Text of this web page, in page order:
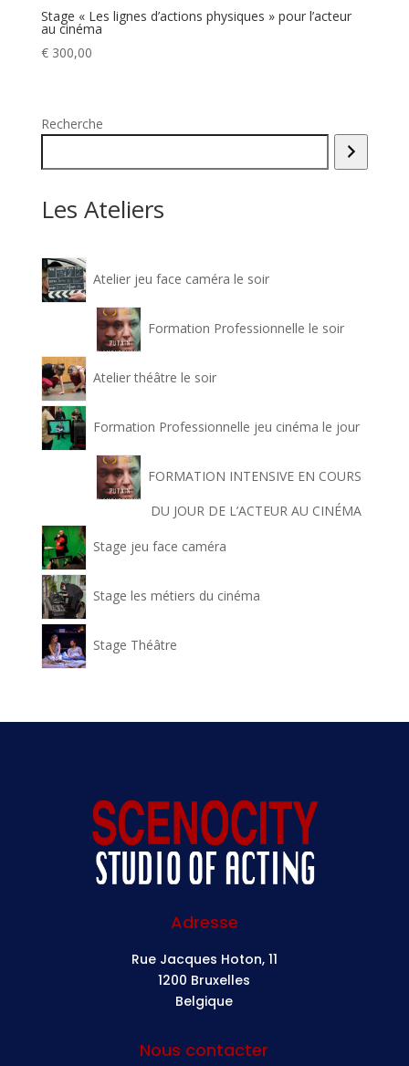
Stage « Les lignes d’actions physiques » pour l’acteur
au cinéma
€300,00
Recherche
Les Ateliers
Atelier jeu face caméra le soir
Formation Professionnelle le soir
Atelier théâtre le soir
Formation Professionnelle jeu cinéma le jour
FORMATION INTENSIVE EN COURS
DU JOUR DE L’ACTEUR AU CINÉMA
Stage jeu face caméra
Stage les métiers du cinéma
Stage Théâtre
Adresse
Rue Jacques Hoton, 11
1200 Bruxelles
Belgique
Nous contacter